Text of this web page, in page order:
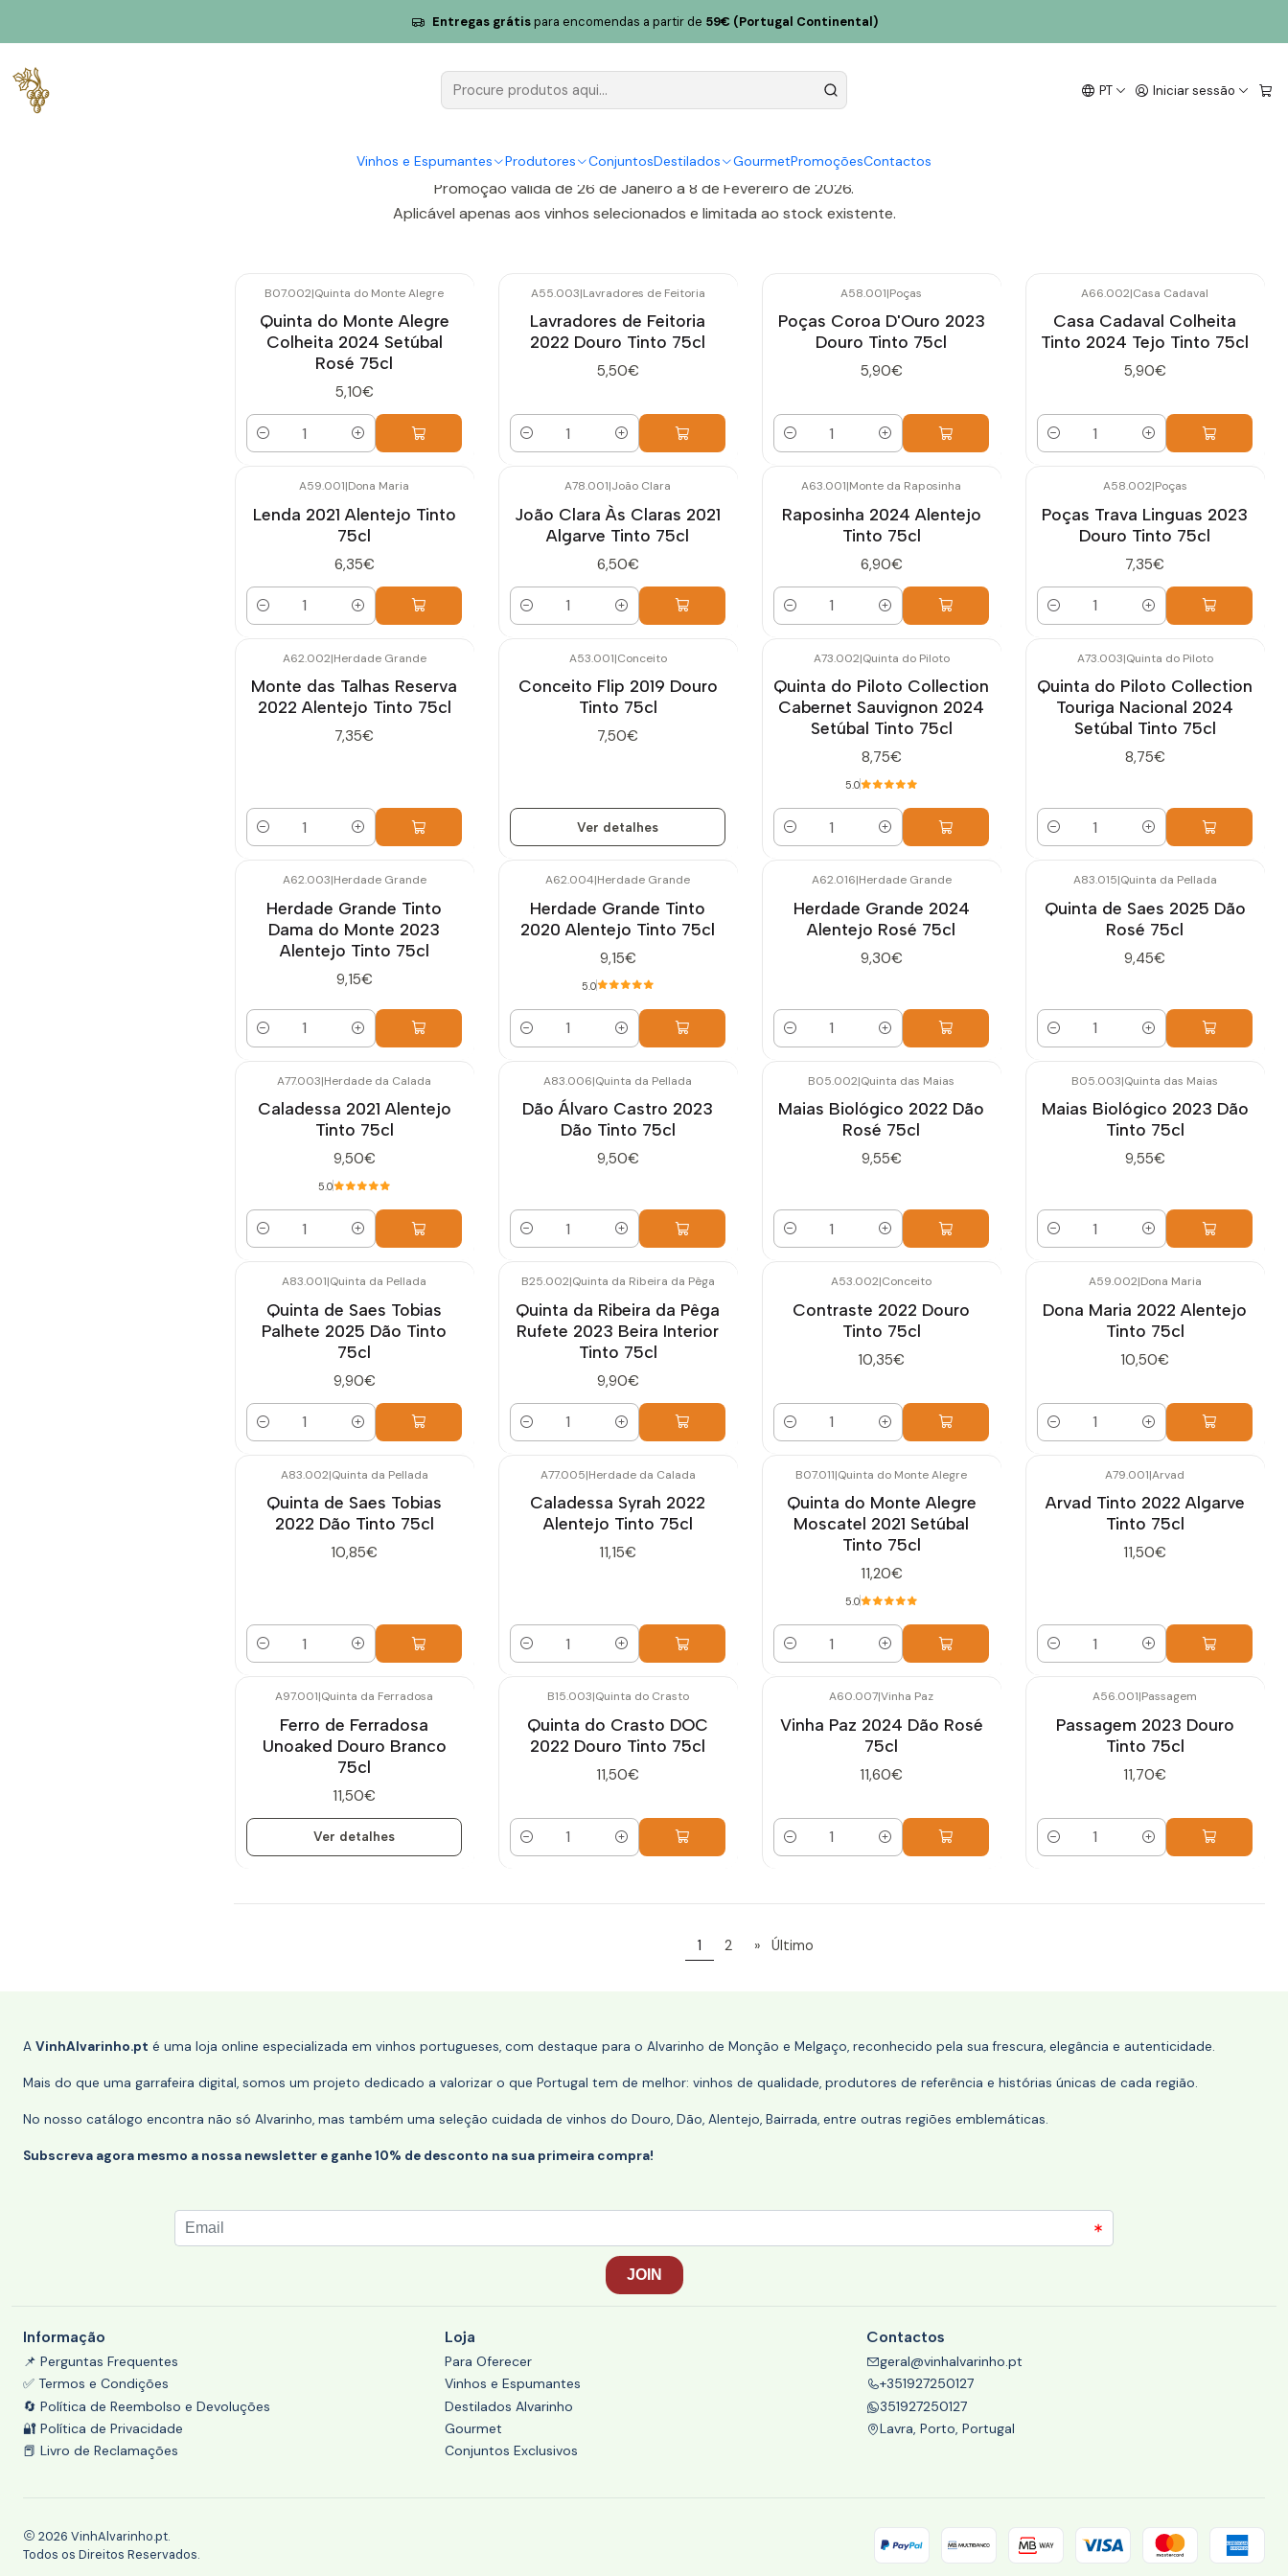
PT Iniciar sessão
Vinhos e Espumantes Produtores ConjuntosDestilados GourmetPromoçõesContactos
Entregas grátispara encomendas a partir de 59€ (Portugal Continental)
Crie o seu próprio conjunto e obtenha 12% de desconto direto
Crie o seu próprio conjunto e obtenha 12% de
desconto direto
O desconto de 12% é aplicado automaticamente no carrinho na compra mínima de 6 garrafas.
Promoção válida de 26 de Janeiro a 8 de Fevereiro de 2026.
Aplicável apenas aos vinhos selecionados e limitada ao stock existente.
B07.002|Quinta do Monte Alegre
Quinta do Monte Alegre
Colheita 2024 Setúbal
Rosé 75cl
5,10€
Quantidade
A55.003|Lavradores de Feitoria
Lavradores de Feitoria
2022 Douro Tinto 75cl
5,50€
Quantidade
A58.001|Poças
Poças Coroa D'Ouro 2023
Douro Tinto 75cl
5,90€
Quantidade
A66.002|Casa Cadaval
Casa Cadaval Colheita
Tinto 2024 Tejo Tinto 75cl
5,90€
Quantidade
A59.001|Dona Maria
Lenda 2021 Alentejo Tinto
75cl
6,35€
Quantidade
A78.001|João Clara
João Clara Às Claras 2021
Algarve Tinto 75cl
6,50€
Quantidade
A63.001|Monte da Raposinha
Raposinha 2024 Alentejo
Tinto 75cl
6,90€
Quantidade
A58.002|Poças
Poças Trava Linguas 2023
Douro Tinto 75cl
7,35€
Quantidade
A62.002|Herdade Grande
Monte das Talhas Reserva
2022 Alentejo Tinto 75cl
7,35€
Quantidade
A53.001|Conceito
Conceito Flip 2019 Douro
Tinto 75cl
7,50€
Ver detalhes
A73.002|Quinta do Piloto
Quinta do Piloto Collection
Cabernet Sauvignon 2024
Setúbal Tinto 75cl
8,75€
5.0
Quantidade
A73.003|Quinta do Piloto
Quinta do Piloto Collection
Touriga Nacional 2024
Setúbal Tinto 75cl
8,75€
Quantidade
A62.003|Herdade Grande
Herdade Grande Tinto
Dama do Monte 2023
Alentejo Tinto 75cl
9,15€
Quantidade
A62.004|Herdade Grande
Herdade Grande Tinto
2020 Alentejo Tinto 75cl
9,15€
5.0
Quantidade
A62.016|Herdade Grande
Herdade Grande 2024
Alentejo Rosé 75cl
9,30€
Quantidade
A83.015|Quinta da Pellada
Quinta de Saes 2025 Dão
Rosé 75cl
9,45€
Quantidade
A77.003|Herdade da Calada
Caladessa 2021 Alentejo
Tinto 75cl
9,50€
5.0
Quantidade
A83.006|Quinta da Pellada
Dão Álvaro Castro 2023
Dão Tinto 75cl
9,50€
Quantidade
B05.002|Quinta das Maias
Maias Biológico 2022 Dão
Rosé 75cl
9,55€
Quantidade
B05.003|Quinta das Maias
Maias Biológico 2023 Dão
Tinto 75cl
9,55€
Quantidade
A83.001|Quinta da Pellada
Quinta de Saes Tobias
Palhete 2025 Dão Tinto
75cl
9,90€
Quantidade
B25.002|Quinta da Ribeira da Pêga
Quinta da Ribeira da Pêga
Rufete 2023 Beira Interior
Tinto 75cl
9,90€
Quantidade
A53.002|Conceito
Contraste 2022 Douro
Tinto 75cl
10,35€
Quantidade
A59.002|Dona Maria
Dona Maria 2022 Alentejo
Tinto 75cl
10,50€
Quantidade
A83.002|Quinta da Pellada
Quinta de Saes Tobias
2022 Dão Tinto 75cl
10,85€
Quantidade
A77.005|Herdade da Calada
Caladessa Syrah 2022
Alentejo Tinto 75cl
11,15€
Quantidade
B07.011|Quinta do Monte Alegre
Quinta do Monte Alegre
Moscatel 2021 Setúbal
Tinto 75cl
11,20€
5.0
Quantidade
A79.001|Arvad
Arvad Tinto 2022 Algarve
Tinto 75cl
11,50€
Quantidade
A97.001|Quinta da Ferradosa
Ferro de Ferradosa
Unoaked Douro Branco
75cl
11,50€
Ver detalhes
B15.003|Quinta do Crasto
Quinta do Crasto DOC
2022 Douro Tinto 75cl
11,50€
Quantidade
A60.007|Vinha Paz
Vinha Paz 2024 Dão Rosé
75cl
11,60€
Quantidade
A56.001|Passagem
Passagem 2023 Douro
Tinto 75cl
11,70€
Quantidade
1 2 » Último
A VinhAlvarinho.pt é uma loja online especializada em vinhos portugueses, com destaque para o Alvarinho de Monção e Melgaço, reconhecido pela sua frescura, elegância e autenticidade.
Mais do que uma garrafeira digital, somos um projeto dedicado a valorizar o que Portugal tem de melhor: vinhos de qualidade, produtores de referência e histórias únicas de cada região.
No nosso catálogo encontra não só Alvarinho, mas também uma seleção cuidada de vinhos do Douro, Dão, Alentejo, Bairrada, entre outras regiões emblemáticas.
Subscreva agora mesmo a nossa newsletter e ganhe 10% de desconto na sua primeira compra!
Informação
📌 Perguntas Frequentes
✅ Termos e Condições
🔄 Política de Reembolso e Devoluções
🔐 Política de Privacidade
📕 Livro de Reclamações
Loja
Para Oferecer
Vinhos e Espumantes
Destilados Alvarinho
Gourmet
Conjuntos Exclusivos
Contactos
geral@vinhalvarinho.pt
+351927250127
351927250127
Lavra, Porto, Portugal
2026 VinhAlvarinho.pt.
Todos os Direitos Reservados.